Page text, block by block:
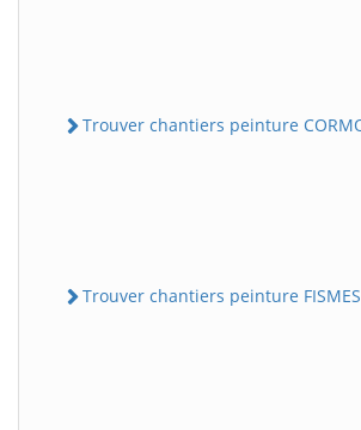
Trouver chantiers peinture
Trouver chantiers peinture FISMES